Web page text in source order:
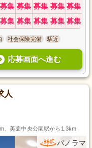
募集 募集 募集 募集 募集
募集 募集 募集 募集 募集
社会保険完備 駅近
応募画面へ進む
人
、美薗中央公園駅から1.3km
パノラマ